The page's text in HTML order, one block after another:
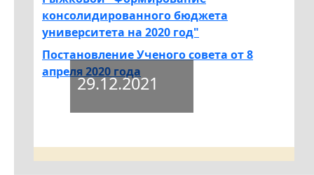
консолидированного бюджета
университета на 2020 год"
Постановление Ученого совета от 8
апреля 2020 года
29.12.2021